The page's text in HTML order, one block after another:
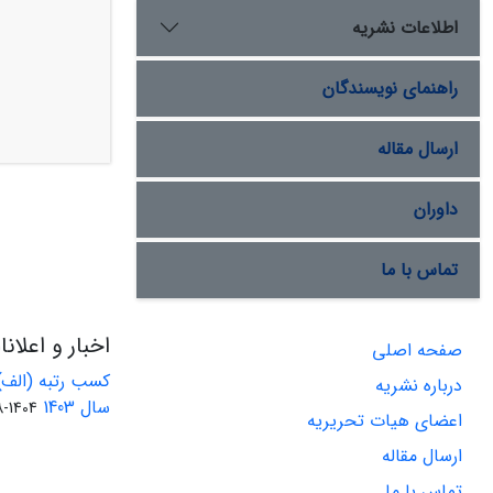
اطلاعات نشریه
راهنمای نویسندگان
ارسال مقاله
داوران
تماس با ما
صفحه اصلی
درباره نشریه
اعضای هیات تحریریه
ارسال مقاله
اخبار و
کسب رتبه
سال 1403
1404-08-01